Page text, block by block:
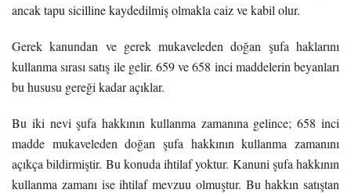
ancak tapu sicilline kaydedilmiş olmakla caiz ve kabil olur.
Gerek kanundan ve gerek mukaveleden doğan şufa haklarını
kullanma sırası satış ile gelir. 659 ve 658 inci maddelerin beyanları
bu hususu gereği kadar açıklar.
Bu iki nevi şufa hakkının kullanma zamanına gelince; 658 inci
madde mukaveleden doğan şufa hakkının kullanma zamanını
açıkça bildirmiştir. Bu konuda ihtilaf yoktur. Kanuni şufa hakkının
kullanma zamanı ise ihtilaf mevzuu olmuştur. Bu hakkın satıştan